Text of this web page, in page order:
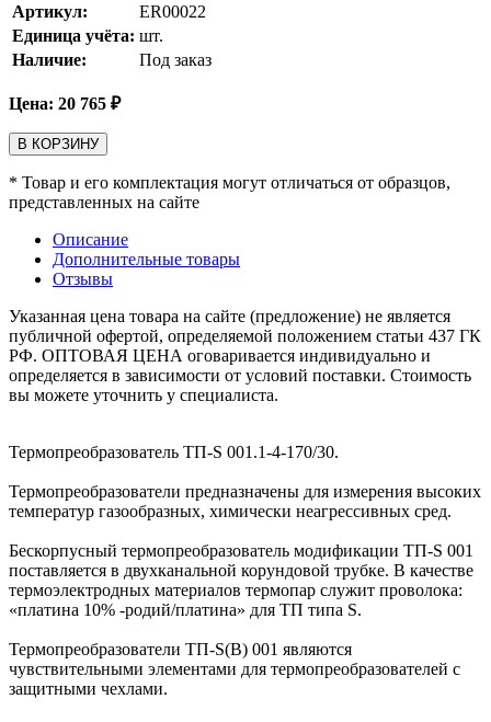
Артикул:
ER00022
Единица учёта: шт.
Наличие:
Под заказ
Цена: 20 765 ₽
В КОРЗИНУ
* Товар и его комплектация могут отличаться от образцов,
представленных на сайте
Описание
Дополнительные товары
Отзывы
Указанная цена товара на сайте (предложение) не является
публичной офертой, определяемой положением статьи 437 ГК
РФ. ОПТОВАЯ ЦЕНА оговаривается индивидуально и
определяется в зависимости от условий поставки. Стоимость
вы можете уточнить у специалиста.
Термопреобразователь ТП-S 001.1-4-170/30.
Термопреобразователи предназначены для измерения высоких
температур газообразных, химически неагрессивных сред.
Бескорпусный термопреобразователь модификации ТП-S 001
поставляется в двухканальной корундовой трубке. В качестве
термоэлектродных материалов термопар служит проволока:
«платина 10% -родий/платина» для ТП типа S.
Термопреобразователи ТП-S(В) 001 являются
чувствительными элементами для термопреобразователей с
защитными чехлами.